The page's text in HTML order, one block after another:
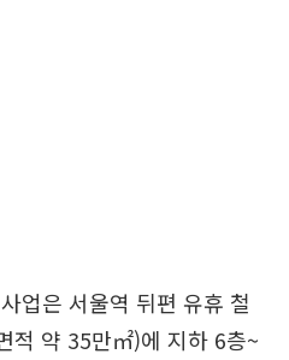
업은 서울역 뒤편 유휴 철
적 약 35만㎡)에 지하 6층~